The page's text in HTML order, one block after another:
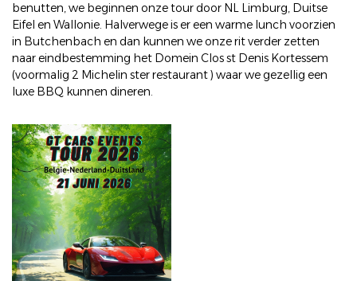
benutten, we beginnen onze tour door NL Limburg, Duitse
Eifel en Wallonie. Halverwege is er een warme lunch voorzien
in Butchenbach en dan kunnen we onze rit verder zetten
naar eindbestemming het Domein Clos st Denis Kortessem
(voormalig 2 Michelin ster restaurant ) waar we gezellig een
luxe BBQ kunnen dineren.